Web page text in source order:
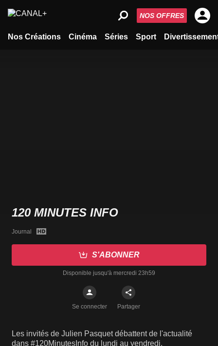
Nos Créations Cinéma Séries Sport
NOS OFFRES
120 MINUTES INFO
Journal
S'ABONNER
Disponible jusqu'à mercredi 23h59
Se connecter Partager
Les invités de Julien Pasquet débattent de l'actualité
dans #120MinutesInfo du lundi au vendredi.